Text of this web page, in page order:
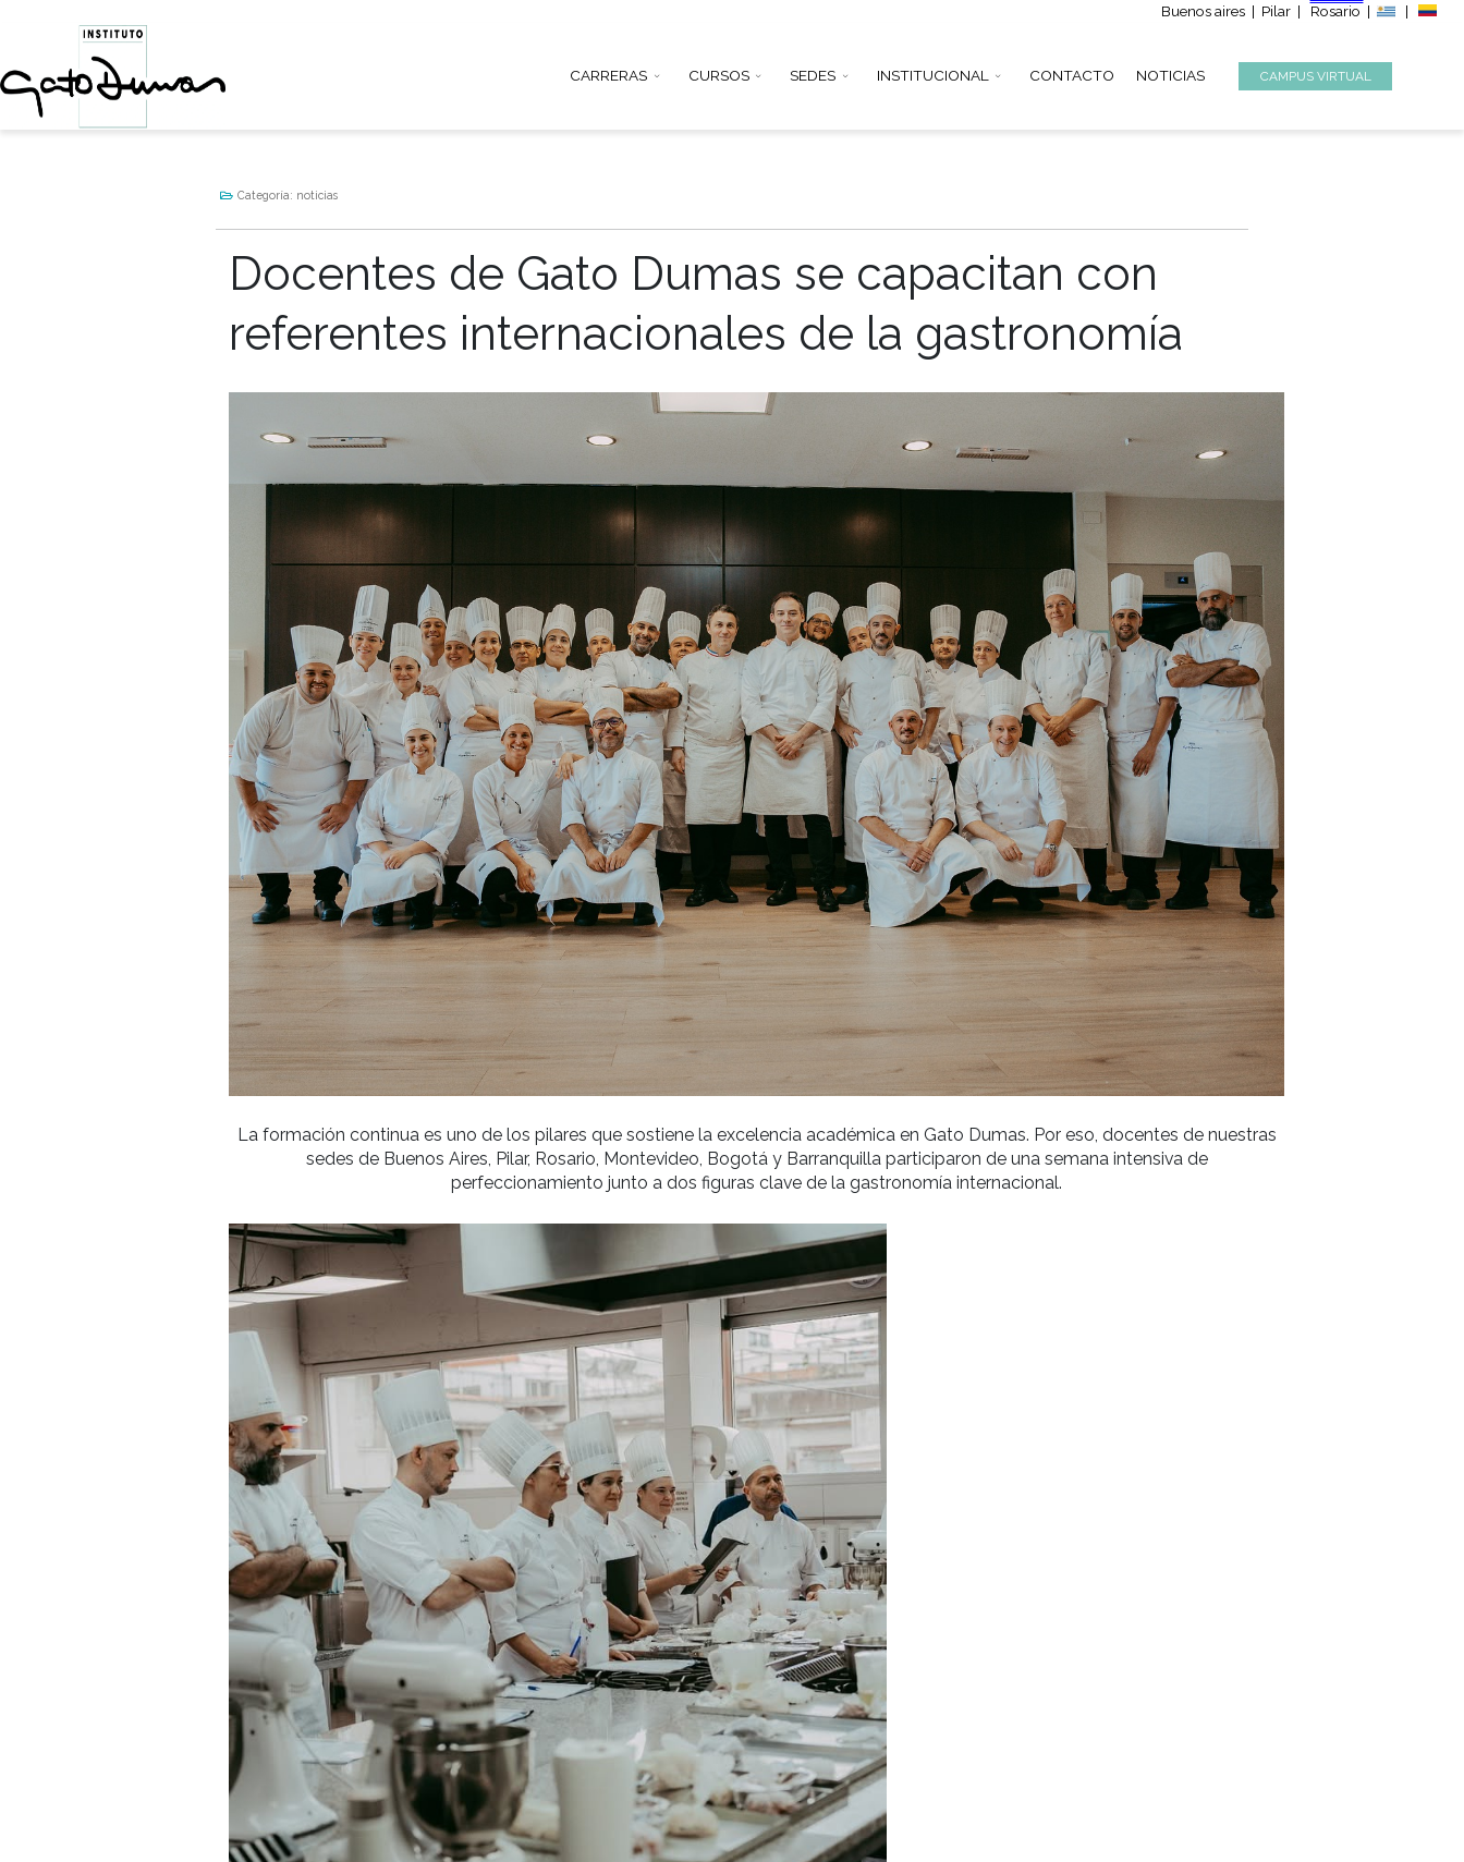
Buenos aires
CONTACTO NOTICIAS
Categoría:noticias
Docentes de Gato Dumas se capacitan con
referentes internacionales de la gastronomía
La formación continua es uno de los pilares que sostiene la excelencia académica en Gato Dumas. Por eso, docentes de
sedes de Buenos Aires, Pilar, Rosario, Montevideo, Bogotá y Barranquilla participaron de una semana intensiva de
perfeccionamiento junto a dos figuras clave de la gastronomía internacional.